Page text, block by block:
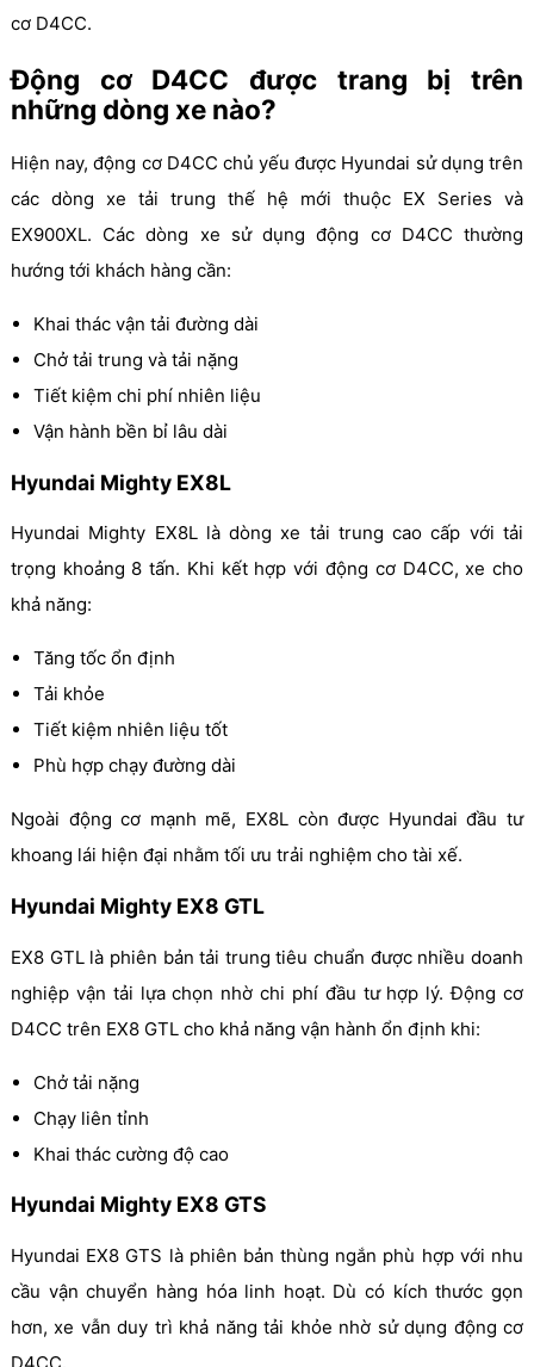
cơ D4CC.
Động cơ D4CC được trang bị trên
những dòng xe nào?
Hiện nay, động cơ D4CC chủ yếu được Hyundai sử dụng trên
các dòng xe tải trung thế hệ mới thuộc EX Series và
EX900XL. Các dòng xe sử dụng động cơ D4CC thường
hướng tới khách hàng cần:
Khai thác vận tải đường dài
Chở tải trung và tải nặng
Tiết kiệm chi phí nhiên liệu
Vận hành bền bỉ lâu dài
Hyundai Mighty EX8L
Hyundai Mighty EX8L là dòng xe tải trung cao cấp với tải
trọng khoảng 8 tấn. Khi kết hợp với động cơ D4CC, xe cho
khả năng:
Tăng tốc ổn định
Tải khỏe
Tiết kiệm nhiên liệu tốt
Phù hợp chạy đường dài
Ngoài động cơ mạnh mẽ, EX8L còn được Hyundai đầu tư
khoang lái hiện đại nhằm tối ưu trải nghiệm cho tài xế.
Hyundai Mighty EX8 GTL
EX8 GTL là phiên bản tải trung tiêu chuẩn được nhiều doanh
nghiệp vận tải lựa chọn nhờ chi phí đầu tư hợp lý. Động cơ
D4CC trên EX8 GTL cho khả năng vận hành ổn định khi:
Chở tải nặng
Chạy liên tỉnh
Khai thác cường độ cao
Hyundai Mighty EX8 GTS
Hyundai EX8 GTS là phiên bản thùng ngắn phù hợp với nhu
cầu vận chuyển hàng hóa linh hoạt. Dù có kích thước gọn
hơn, xe vẫn duy trì khả năng tải khỏe nhờ sử dụng động cơ
D4CC.